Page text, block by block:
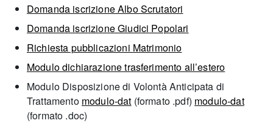
Domanda iscrizione Albo Scrutatori
Domanda iscrizione Giudici Popolari
Richiesta pubblicazioni Matrimonio
Modulo dichiarazione trasferimento all’estero
Modulo Disposizione di Volontà Anticipata di
Trattamento modulo-dat (formato .pdf) modulo-dat
(formato .doc)